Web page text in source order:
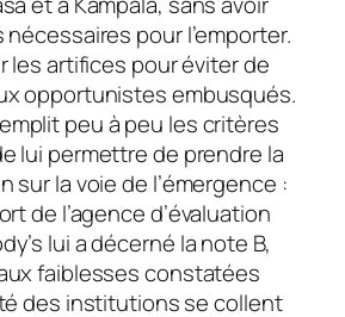
nécessaires pour l’emporter.
les artifices pour éviter de
opportunistes embusqués.
peu à peu les critères
lui permettre de prendre la
sur la voie de l’émergence :
de l’agence d’évaluation
lui a décerné la note B,
faiblesses constatées
des institutions se collent